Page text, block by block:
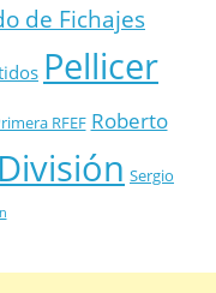
de Fichajes
Pellicer
RFEF Roberto
Sergio